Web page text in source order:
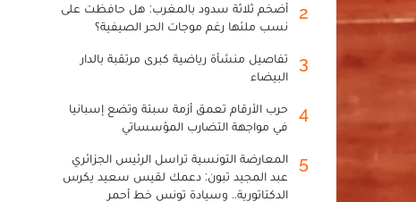
2
أضخم ثلاثة سدود بالمغرب: هل حافظت على
نسب ملئها رغم موجات الحر الصيفية؟
3
تفاصيل منشأة رياضية كبرى مرتقبة بالدار
البيضاء
4
حرب الأرقام تعمق أزمة سبتة وتضع إسبانيا
في مواجهة التضارب المؤسساتي
5
المعارضة التونسية تراسل الرئيس الجزائري
عبد المجيد تبون: دعمك لقيس سعيد يكرس
الدكتاتورية.. وسيادة تونس خط أحمر